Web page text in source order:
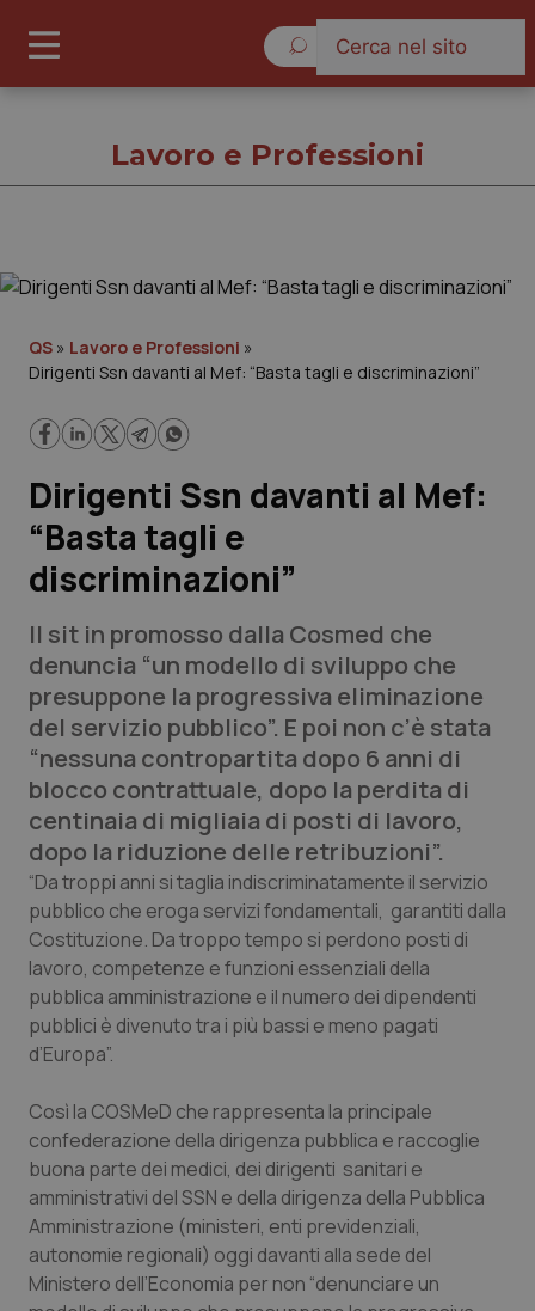
Cronache
Lavoro e Professioni
Scienza e Farmaci
Studi e Analisi
Lettere al direttore
Edizioni Regionali
QS Pro
Professionisti Sanitari.AI
Abruzzo
Basilicata
Campania
Emilia-Romagna
Friuli Venezia Giulia
QS Pro Gold
Artrite & artrosi
Car-T
Colesterolo & coronaropatie
Dermatite Atopica
QS Club Newsletter
Lavoro e Professioni
QS » Lavoro e Professioni »
Dirigenti Ssn davanti al Mef: “Basta tagli e discriminazioni”
Dirigenti Ssn davanti al Mef:
“Basta tagli e
discriminazioni”
Il sit in promosso dalla Cosmed che
denuncia “un modello di sviluppo che
presuppone la progressiva eliminazione
del servizio pubblico”. E poi non c’è stata
“nessuna contropartita dopo 6 anni di
blocco contrattuale, dopo la perdita di
centinaia di migliaia di posti di lavoro,
dopo la riduzione delle retribuzioni”.
“Da troppi anni si taglia indiscriminatamente il servizio
pubblico che eroga servizi fondamentali, garantiti dalla
Costituzione. Da troppo tempo si perdono posti di
lavoro, competenze e funzioni essenziali della
pubblica amministrazione e il numero dei dipendenti
pubblici è divenuto tra i più bassi e meno pagati
d’Europa”.
Così la COSMeD che rappresenta la principale
confederazione della dirigenza pubblica e raccoglie
buona parte dei medici, dei dirigenti sanitari e
amministrativi del SSN e della dirigenza della Pubblica
Amministrazione (ministeri, enti previdenziali,
autonomie regionali) oggi davanti alla sede del
Ministero dell’Economia per non “denunciare un